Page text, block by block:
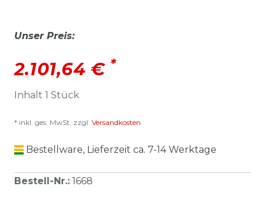
Unser Preis:
2.101,64 € *
Inhalt 1 Stück
* inkl. ges. MwSt. zzgl. Versandkosten
Bestellware, Lieferzeit ca. 7-14 Werktage
Bestell-Nr.: 1668